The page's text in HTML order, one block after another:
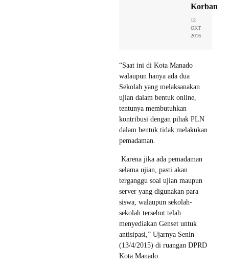
Korban
12
OKT
2016
“Saat ini di Kota Manado
walaupun hanya ada dua
Sekolah yang melaksanakan
ujian dalam bentuk online,
tentunya membutuhkan
kontribusi dengan pihak PLN
dalam bentuk tidak melakukan
pemadaman.
Karena jika ada pemadaman
selama ujian, pasti akan
terganggu soal ujian maupun
server yang digunakan para
siswa, walaupun sekolah-
sekolah tersebut telah
menyediakan Genset untuk
antisipasi,” Ujarnya Senin
(13/4/2015) di ruangan DPRD
Kota Manado.